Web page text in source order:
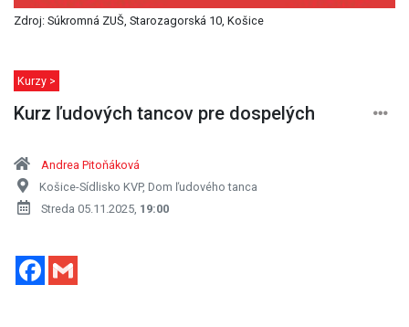
Zdroj: Súkromná ZUŠ, Starozagorská 10, Košice
Kurzy >
Kurz ľudových tancov pre dospelých
Andrea Pitoňáková
Košice-Sídlisko KVP, Dom ľudového tanca
Streda 05.11.2025, 19:00
Facebook